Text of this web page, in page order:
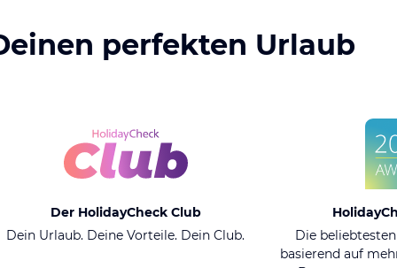
perfekten Urlaub
Der HolidayCheck Club
Dein Urlaub. Deine Vorteile. Dein Club.
Die
basierend auf